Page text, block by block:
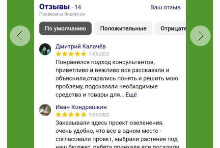
“Травушка - муравушка”
Студия ландшафтного
дизайна
+7 (4722) 37-34-85
308504, Белгородская область,
Белгородский район,
с. Таврово (Мкр. Таврово-1),
ул. Сиреневая, 2 "А"
muravushka@yandex.ru
+7 (910) 737-34-85